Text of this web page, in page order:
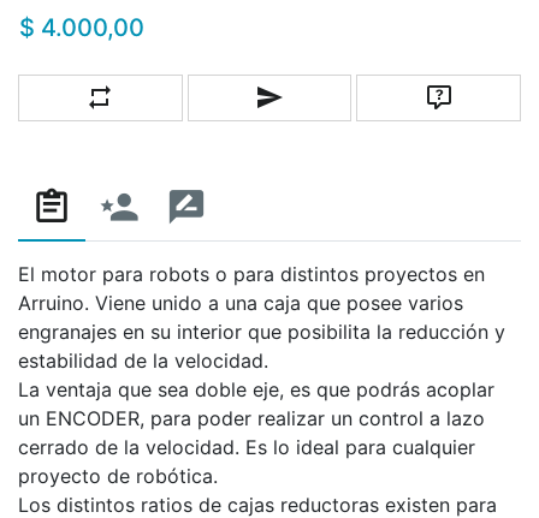
$ 4.000,00
Añadir a la lista de comparaciónEscribe un correo a un amigo
Pregunta
El motor para robots o para distintos proyectos en
Arruino. Viene unido a una caja que posee varios
engranajes en su interior que posibilita la reducción y
estabilidad de la velocidad.
La ventaja que sea doble eje, es que podrás acoplar
un ENCODER, para poder realizar un control a lazo
cerrado de la velocidad. Es lo ideal para cualquier
proyecto de robótica.
Los distintos ratios de cajas reductoras existen para